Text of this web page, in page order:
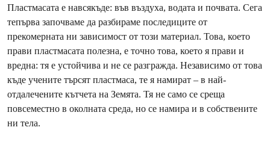
Пластмасата е навсякъде: във въздуха, водата и почвата. Сега
тепърва започваме да разбираме последиците от
прекомерната ни зависимост от този материал. Това, което
прави пластмасата полезна, е точно това, което я прави и
вредна: тя е устойчива и не се разгражда. Независимо от това
къде учените търсят пластмаса, те я намират – в най-
отдалечените кътчета на Земята. Тя не само се среща
повсеместно в околната среда, но се намира и в собствените
ни тела.